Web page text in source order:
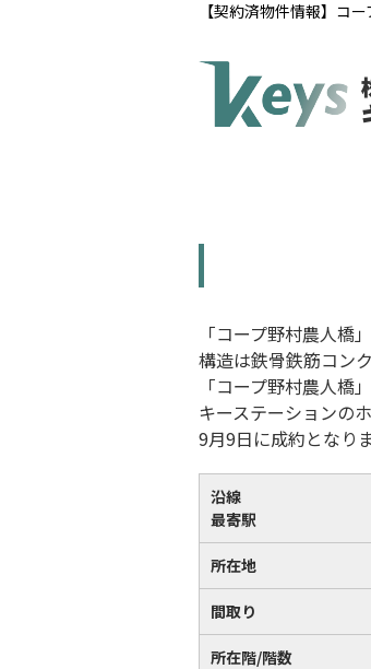
【契約済物件情報】コ
「コープ野村農人橋
構造は鉄骨鉄筋コン
「コープ野村農人橋」
キーステーションの
9月9日に成約となり
沿線
最寄駅
所在地
間取り
所在階/階数